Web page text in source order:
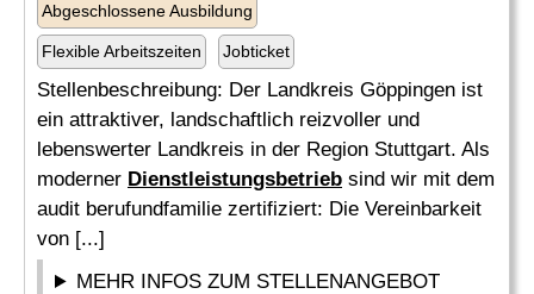
Abgeschlossene Ausbildung
Flexible Arbeitszeiten Jobticket
Stellenbeschreibung: Der Landkreis Göppingen ist
ein attraktiver, landschaftlich reizvoller und
lebenswerter Landkreis in der Region Stuttgart. Als
moderner Dienstleistungsbetrieb sind wir mit dem
audit berufundfamilie zertifiziert: Die Vereinbarkeit
von [...]
MEHR INFOS ZUM STELLENANGEBOT